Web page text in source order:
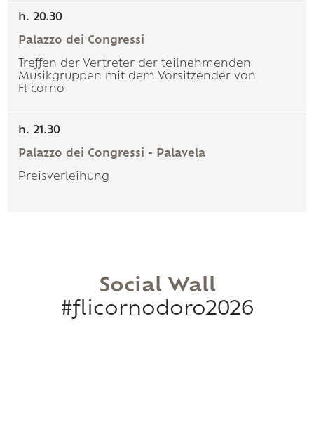
h. 20.30
Palazzo dei Congressi
Treffen der Vertreter der teilnehmenden
Musikgruppen mit dem Vorsitzender von
Flicorno
h. 21.30
Palazzo dei Congressi - Palavela
Preisverleihung
Social Wall
#flicornodoro2026